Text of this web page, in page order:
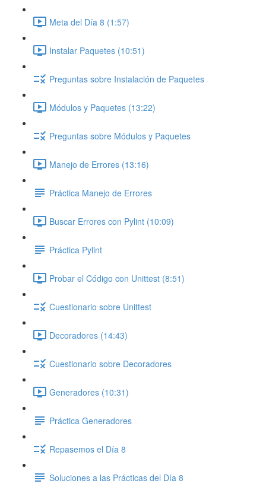
Meta del Día 8 (1:57)
Instalar Paquetes (10:51)
Preguntas sobre Instalación de Paquetes
Módulos y Paquetes (13:22)
Preguntas sobre Módulos y Paquetes
Manejo de Errores (13:16)
Práctica Manejo de Errores
Buscar Errores con Pylint (10:09)
Práctica Pylint
Probar el Código con Unittest (8:51)
Cuestionario sobre Unittest
Decoradores (14:43)
Cuestionario sobre Decoradores
Generadores (10:31)
Práctica Generadores
Repasemos el Día 8
Soluciones a las Prácticas del Día 8